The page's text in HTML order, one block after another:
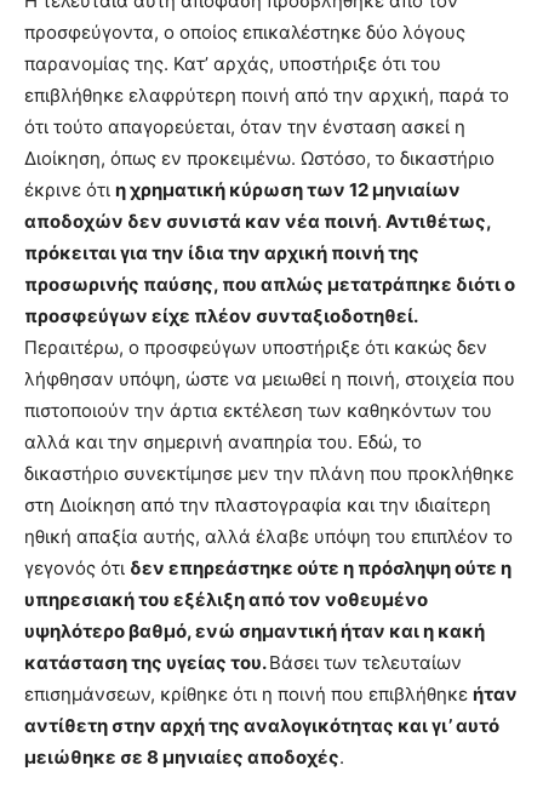
προσφεύγοντα, ο οποίος επικαλέστηκε δύο λόγους
παρανομίας της. Κατ’ αρχάς, υποστήριξε ότι του
επιβλήθηκε ελαφρύτερη ποινή από την αρχική, παρά το
ότι τούτο απαγορεύεται, όταν την ένσταση ασκεί η
Διοίκηση, όπως εν προκειμένω. Ωστόσο, το δικαστήριο
έκρινε ότι η χρηματική κύρωση των 12 μηνιαίων
αποδοχών δεν συνιστά καν νέα ποινή. Αντιθέτως,
πρόκειται για την ίδια την αρχική ποινή της
προσωρινής παύσης, που απλώς μετατράπηκε διότι ο
προσφεύγων είχε πλέον συνταξιοδοτηθεί.
Περαιτέρω, ο προσφεύγων υποστήριξε ότι κακώς δεν
λήφθησαν υπόψη, ώστε να μειωθεί η ποινή, στοιχεία που
πιστοποιούν την άρτια εκτέλεση των καθηκόντων του
αλλά και την σημερινή αναπηρία του. Εδώ, το
δικαστήριο συνεκτίμησε μεν την πλάνη που προκλήθηκε
στη Διοίκηση από την πλαστογραφία και την ιδιαίτερη
ηθική απαξία αυτής, αλλά έλαβε υπόψη του επιπλέον το
γεγονός ότι δεν επηρεάστηκε ούτε η πρόσληψη ούτε η
υπηρεσιακή του εξέλιξη από τον νοθευμένο
υψηλότερο βαθμό, ενώ σημαντική ήταν και η κακή
κατάσταση της υγείας του.Βάσει των τελευταίων
επισημάνσεων, κρίθηκε ότι η ποινή που επιβλήθηκε ήταν
αντίθετη στην αρχή της αναλογικότητας και γι’ αυτό
μειώθηκε σε 8 μηνιαίες αποδοχές.